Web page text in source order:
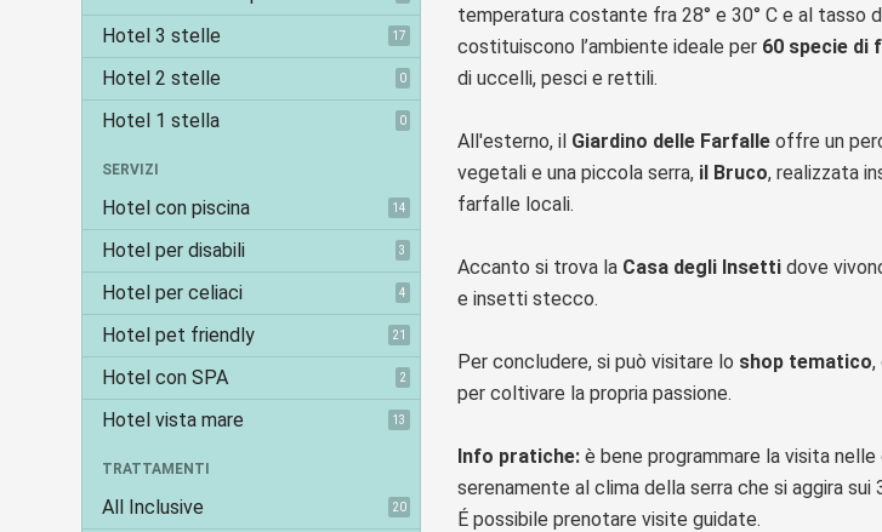
Hotel 3 stelle 17
Hotel 2 stelle 0
Hotel 1 stella 0
SERVIZI
Hotel con piscina 14
Hotel per disabili 3
Hotel per celiaci 4
Hotel pet friendly 21
Hotel con SPA 2
Hotel vista mare 13
TRATTAMENTI
All Inclusive 20
temperatura costante fra 28° e 30° C e al tasso
costituiscono l’ambiente ideale per 60 specie di
di uccelli, pesci e rettili.
All'esterno, il Giardino delle Farfalle offre un
vegetali e una piccola serra, il Bruco, realizzata
farfalle locali.
Accanto si trova la Casa degli Insetti dove
e insetti stecco.
Per concludere, si può visitare lo shop tematico,
per coltivare la propria passione.
Info pratiche: è bene programmare la visita
serenamente al clima della serra che si aggira sui
É possibile prenotare visite guidate.